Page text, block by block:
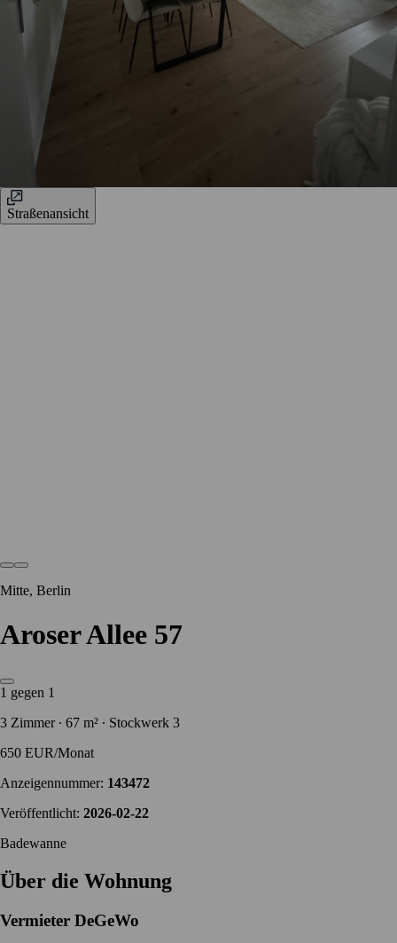
Straßenansicht
Mitte, Berlin
Aroser Allee 57
1 gegen 1
3 Zimmer ∙ 67 m² ∙ Stockwerk 3
650 EUR/Monat
Anzeigennummer: 143472
Veröffentlicht: 2026-02-22
Badewanne
Über die Wohnung
Vermieter DeGeWo